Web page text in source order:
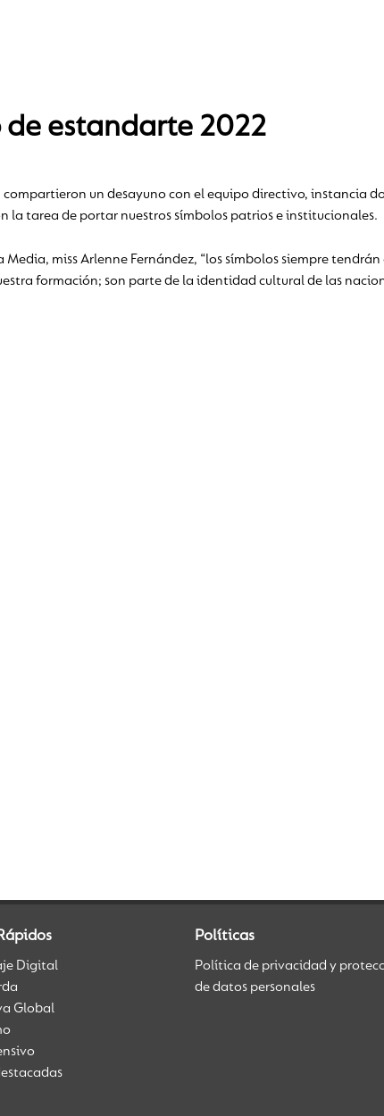
de estandarte 2022
un desayuno con el equipo directivo, instancia
la tarea de portar nuestros símbolos patrios e institucionales.
miss Arlenne Fernández, “los símbolos siempre
formación; son parte de la identidad cultural de las
Digital
Global
Políticas
Política de privacidad y
de datos personales